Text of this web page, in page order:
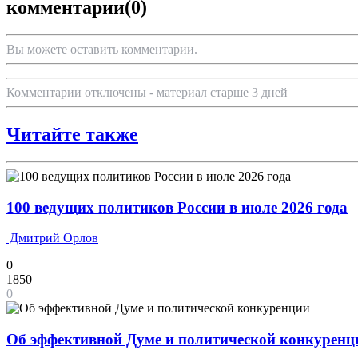
комментарии(0)
Вы можете оставить комментарии.
Комментарии отключены - материал старше 3 дней
Читайте также
100 ведущих политиков России в июле 2026 года
Дмитрий Орлов
0
1850
0
Об эффективной Думе и политической